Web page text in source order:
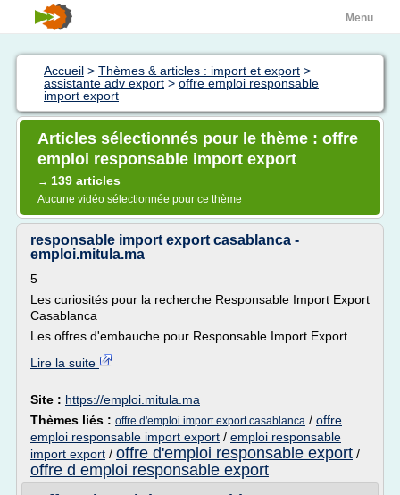
Menu
Accueil > Thèmes & articles : import et export >
assistante adv export > offre emploi responsable
import export
Articles sélectionnés pour le thème : offre
emploi responsable import export
→ 139 articles
Aucune vidéo sélectionnée pour ce thème
responsable import export casablanca -
emploi.mitula.ma
5
Les curiosités pour la recherche Responsable Import Export
Casablanca
Les offres d'embauche pour Responsable Import Export...
Lire la suite
Site : https://emploi.mitula.ma
Thèmes liés : offre d'emploi import export casablanca / offre
emploi responsable import export / emploi responsable
import export / offre d'emploi responsable export /
offre d emploi responsable export